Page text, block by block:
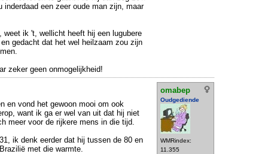
een zeer oude man zijn, maar
weet ik 't, wellicht heeft hij een lugubere
gedacht dat het wel heilzaam zou zijn
zeker geen onmogelijkheid!
omabep
Oudgediende
WMRindex:
11.355
en vond het gewoon mooi om ook
want ik ga er wel van uit dat hij niet
meer voor de rijkere mens in die tijd.
ik denk eerder dat hij tussen de 80 en
met die warmte.